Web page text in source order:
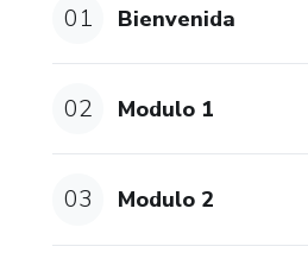
01 Bienvenida
02 Modulo 1
03 Modulo 2